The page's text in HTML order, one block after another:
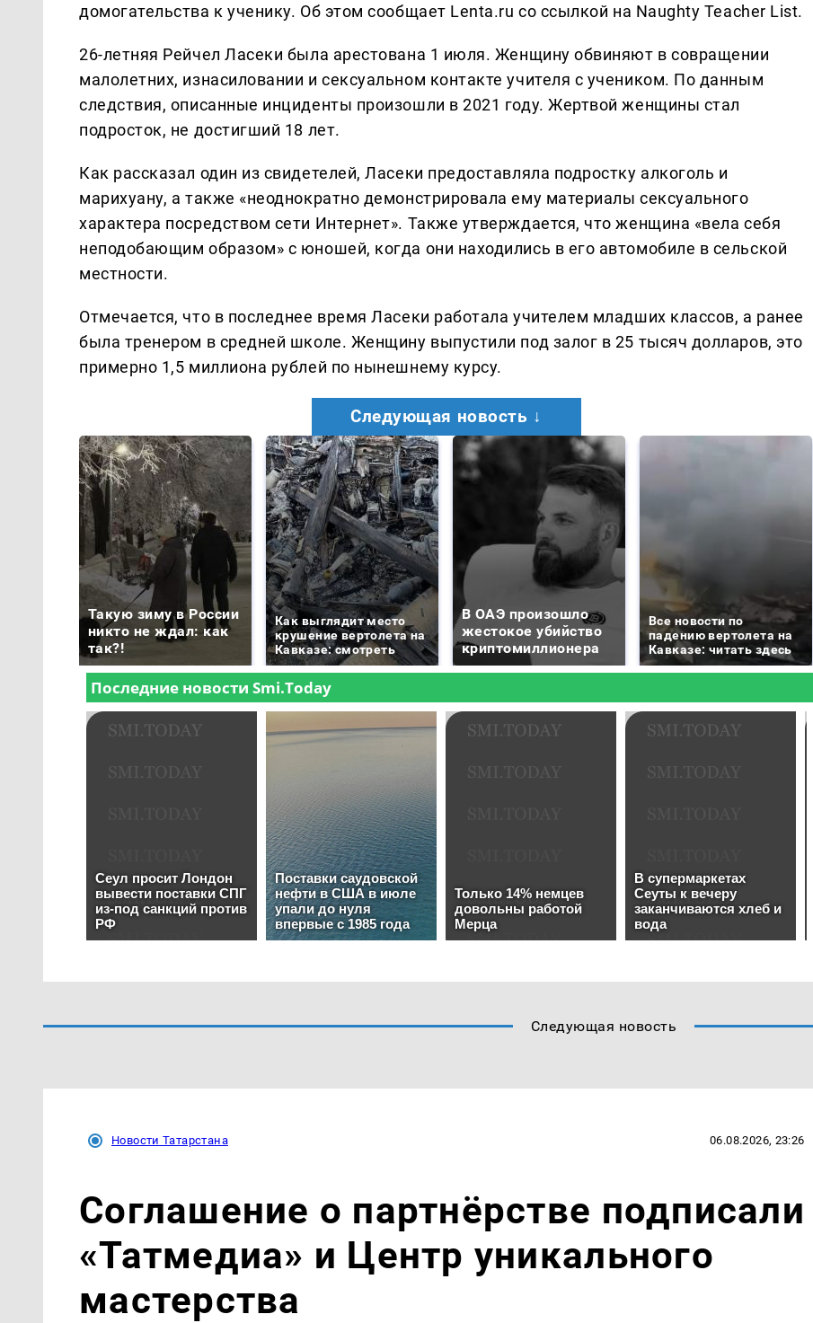
домогательства к ученику. Об этом сообщает Lenta.ru со ссылкой на Naughty Teacher List.
26-летняя Рейчел Ласеки была арестована 1 июля. Женщину обвиняют в совращении
малолетних, изнасиловании и сексуальном контакте учителя с учеником. По данным
следствия, описанные инциденты произошли в 2021 году. Жертвой женщины стал
подросток, не достигший 18 лет.
Как рассказал один из свидетелей, Ласеки предоставляла подростку алкоголь и
марихуану, а также «неоднократно демонстрировала ему материалы сексуального
характера посредством сети Интернет». Также утверждается, что женщина «вела себя
неподобающим образом» с юношей, когда они находились в его автомобиле в сельской
местности.
Отмечается, что в последнее время Ласеки работала учителем младших классов, а ранее
была тренером в средней школе. Женщину выпустили под залог в 25 тысяч долларов, это
примерно 1,5 миллиона рублей по нынешнему курсу.
Следующая новость ↓
Такую зиму в России
никто не ждал: как
так?!
Как выглядит место
крушение вертолета на
Кавказе: смотреть
В ОАЭ произошло
жестокое убийство
криптомиллионера
Все новости по
падению вертолета на
Кавказе: читать здесь
Следующая новость
Новости Татарстана 06.08.2026, 23:26
Соглашение о партнёрстве подписали
«Татмедиа» и Центр уникального
мастерства